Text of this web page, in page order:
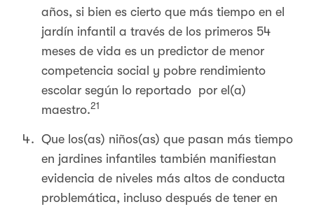
años, si bien es cierto que más tiempo en el
jardín infantil a través de los primeros 54
meses de vida es un predictor de menor
competencia social y pobre rendimiento
escolar según lo reportado por el(a)
maestro.21
Que los(as) niños(as) que pasan más tiempo
en jardines infantiles también manifiestan
evidencia de niveles más altos de conducta
problemática, incluso después de tener en